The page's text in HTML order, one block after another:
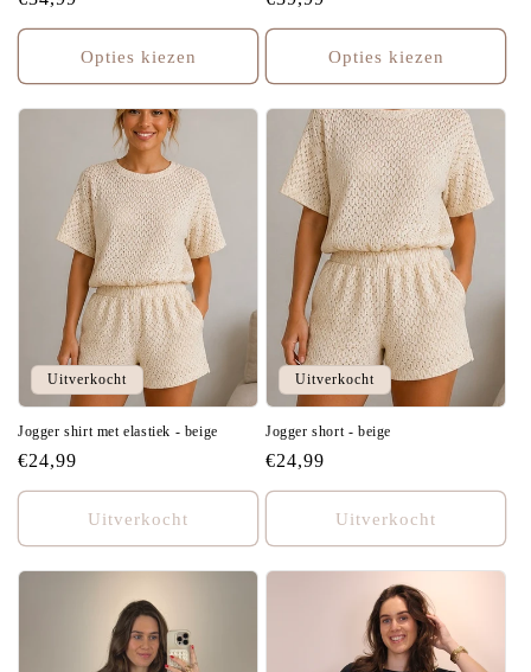
prijs
Opties kiezen
prijs
Opties kiezen
Uitverkocht
Jogger shirt met elastiek - beige
Normale
prijs
€24,99
Uitverkocht
Uitverkocht
Jogger short - beige
Normale
prijs
€24,99
Uitverkocht